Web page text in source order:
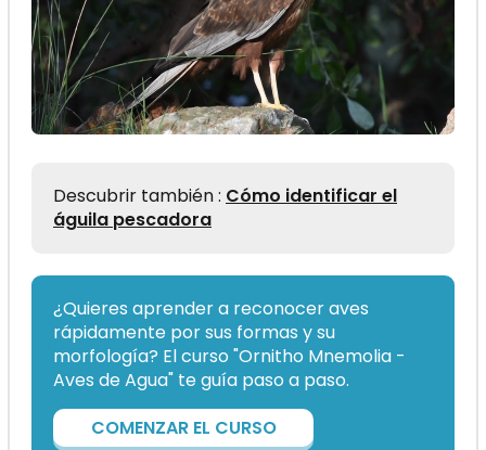
Descubrir también : Cómo identificar el
águila pescadora
¿Quieres aprender a reconocer aves
rápidamente por sus formas y su
morfología? El curso "Ornitho Mnemolia -
Aves de Agua" te guía paso a paso.
COMENZAR EL CURSO